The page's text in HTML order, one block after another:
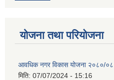
योजना तथा परियोजना
आवधिक नगर विकास योजना २०८०/
मिति: 07/07/2024 - 15:16